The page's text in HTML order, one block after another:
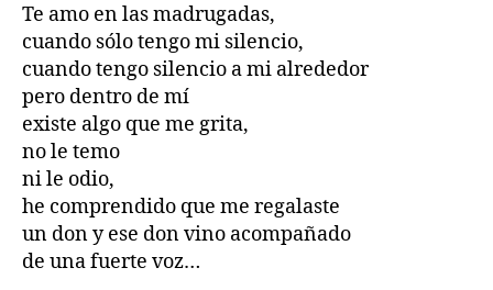
Te amo en las madrugadas,
cuando sólo tengo mi silencio,
cuando tengo silencio a mi alrededor
pero dentro de mí
existe algo que me grita,
no le temo
ni le odio,
he comprendido que me regalaste
un don y ese don vino acompañado
de una fuerte voz…